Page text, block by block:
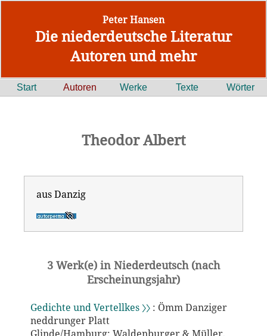
Peter Hansen
Die niederdeutsche Literatur
Autoren und mehr
Start Autoren Werke Texte Wörter
Theodor Albert
aus Danzig
3 Werk(e) in Niederdeutsch (nach
Erscheinungsjahr)
Gedichte und Vertellkes 〉〉: Ömm Danziger
neddrunger Platt